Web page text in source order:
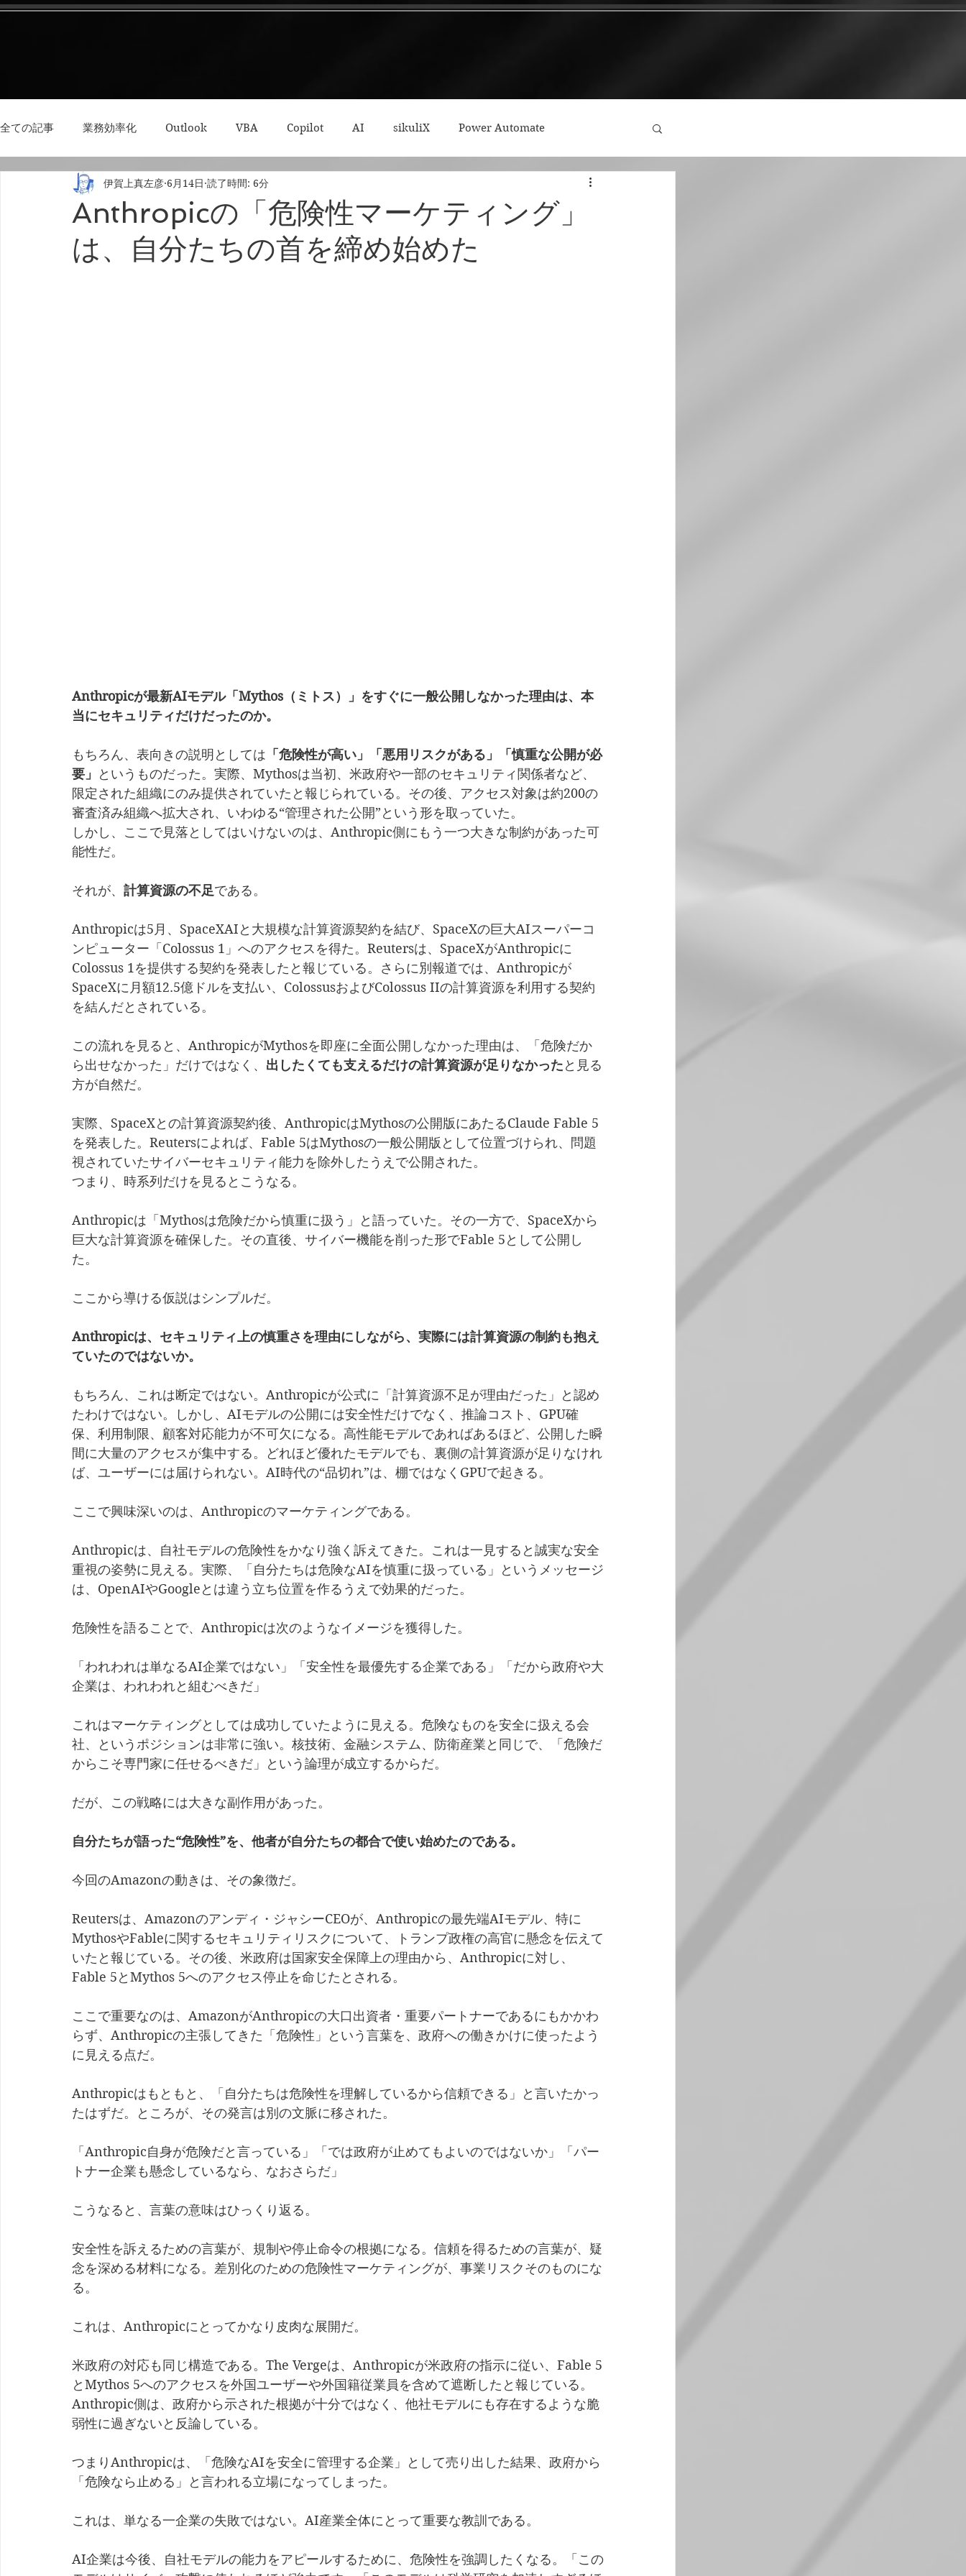
全ての記事 業務効率化 Outlook VBA Copilot AI sikuliX Power Automate
3Dプリント・模型 Python RPA 集中力・ディープワーク
Anthropicの「危険性マーケティング」
は、自分たちの首を締め始めた
伊賀上真左彦 6月14日 読了時間: 6分
Anthropicが最新AIモデル「Mythos（ミトス）」をすぐに一般公開しなかった理由は、本
当にセキュリティだけだったのか。
もちろん、表向きの説明としては 「危険性が高い」「悪用リスクがある」「慎重な公開が必
要」
というものだった。実際、Mythosは当初、米政府や一部のセキュリティ関係者など、
限定された組織にのみ提供されていたと報じられている。その後、アクセス対象は約200の
審査済み組織へ拡大され、いわゆる“管理された公開”という形を取っていた。
しかし、ここで見落としてはいけないのは、Anthropic側にもう一つ大きな制約があった可
能性だ。
それが、 計算資源の不足である。
Anthropicは5月、SpaceXAIと大規模な計算資源契約を結び、SpaceXの巨大AIスーパーコ
ンピューター「Colossus 1」へのアクセスを得た。Reutersは、SpaceXがAnthropicに
Colossus 1を提供する契約を発表したと報じている。さらに別報道では、Anthropicが
SpaceXに月額12.5億ドルを支払い、ColossusおよびColossus IIの計算資源を利用する契約
を結んだとされている。
この流れを見ると、AnthropicがMythosを即座に全面公開しなかった理由は、「危険だか
ら出せなかった」だけではなく、 出したくても支えるだけの計算資源が足りなかったと見る
方が自然だ。
実際、SpaceXとの計算資源契約後、AnthropicはMythosの公開版にあたるClaude Fable 5
を発表した。Reutersによれば、Fable 5はMythosの一般公開版として位置づけられ、問題
視されていたサイバーセキュリティ能力を除外したうえで公開された。
つまり、時系列だけを見るとこうなる。
Anthropicは「Mythosは危険だから慎重に扱う」と語っていた。その一方で、SpaceXから
巨大な計算資源を確保した。その直後、サイバー機能を削った形でFable 5として公開し
た。
ここから導ける仮説はシンプルだ。
Anthropicは、セキュリティ上の慎重さを理由にしながら、実際には計算資源の制約も抱え
ていたのではないか。
もちろん、これは断定ではない。Anthropicが公式に「計算資源不足が理由だった」と認め
たわけではない。しかし、AIモデルの公開には安全性だけでなく、推論コスト、GPU確
保、利用制限、顧客対応能力が不可欠になる。高性能モデルであればあるほど、公開した瞬
間に大量のアクセスが集中する。どれほど優れたモデルでも、裏側の計算資源が足りなけれ
ば、ユーザーには届けられない。AI時代の“品切れ”は、棚ではなくGPUで起きる。
ここで興味深いのは、Anthropicのマーケティングである。
Anthropicは、自社モデルの危険性をかなり強く訴えてきた。これは一見すると誠実な安全
重視の姿勢に見える。実際、「自分たちは危険なAIを慎重に扱っている」というメッセージ
は、OpenAIやGoogleとは違う立ち位置を作るうえで効果的だった。
危険性を語ることで、Anthropicは次のようなイメージを獲得した。
「われわれは単なるAI企業ではない」「安全性を最優先する企業である」「だから政府や大
企業は、われわれと組むべきだ」
これはマーケティングとしては成功していたように見える。危険なものを安全に扱える会
社、というポジションは非常に強い。核技術、金融システム、防衛産業と同じで、「危険だ
からこそ専門家に任せるべきだ」という論理が成立するからだ。
だが、この戦略には大きな副作用があった。
自分たちが語った“危険性”を、他者が自分たちの都合で使い始めたのである。
今回のAmazonの動きは、その象徴だ。
Reutersは、Amazonのアンディ・ジャシーCEOが、Anthropicの最先端AIモデル、特に
MythosやFableに関するセキュリティリスクについて、トランプ政権の高官に懸念を伝えて
いたと報じている。その後、米政府は国家安全保障上の理由から、Anthropicに対し、
Fable 5とMythos 5へのアクセス停止を命じたとされる。
ここで重要なのは、AmazonがAnthropicの大口出資者・重要パートナーであるにもかかわ
らず、Anthropicの主張してきた「危険性」という言葉を、政府への働きかけに使ったよう
に見える点だ。
Anthropicはもともと、「自分たちは危険性を理解しているから信頼できる」と言いたかっ
たはずだ。ところが、その発言は別の文脈に移された。
「Anthropic自身が危険だと言っている」「では政府が止めてもよいのではないか」「パー
トナー企業も懸念しているなら、なおさらだ」
こうなると、言葉の意味はひっくり返る。
安全性を訴えるための言葉が、規制や停止命令の根拠になる。信頼を得るための言葉が、疑
念を深める材料になる。差別化のための危険性マーケティングが、事業リスクそのものにな
る。
これは、Anthropicにとってかなり皮肉な展開だ。
米政府の対応も同じ構造である。The Vergeは、Anthropicが米政府の指示に従い、Fable 5
とMythos 5へのアクセスを外国ユーザーや外国籍従業員を含めて遮断したと報じている。
Anthropic側は、政府から示された根拠が十分ではなく、他社モデルにも存在するような脆
弱性に過ぎないと反論している。
つまりAnthropicは、「危険なAIを安全に管理する企業」として売り出した結果、政府から
「危険なら止める」と言われる立場になってしまった。
これは、単なる一企業の失敗ではない。AI産業全体にとって重要な教訓である。
AI企業は今後、自社モデルの能力をアピールするために、危険性を強調したくなる。「この